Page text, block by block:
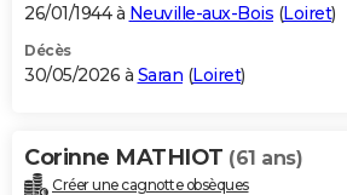
26/01/1944 à Neuville-aux-Bois (Loiret)
Décès
30/05/2026 à Saran (Loiret)
Corinne MATHIOT (61 ans)
Créer une cagnotte obsèques